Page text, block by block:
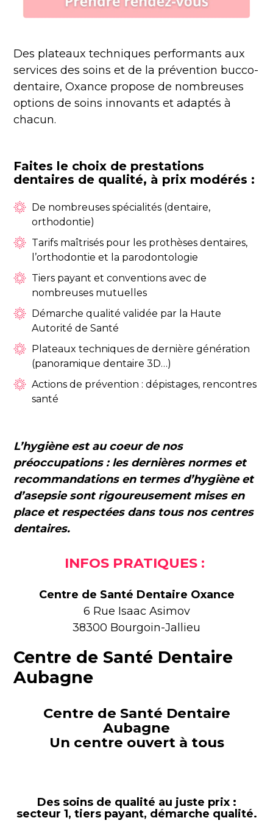
Des plateaux techniques performants aux
services des soins et de la prévention bucco-
dentaire, Oxance propose de nombreuses
options de soins innovants et adaptés à
chacun.
Faites le choix de prestations
dentaires de qualité, à prix modérés :
De nombreuses spécialités (dentaire,
orthodontie)
Tarifs maîtrisés pour les prothèses dentaires,
l’orthodontie et la parodontologie
Tiers payant et conventions avec de
nombreuses mutuelles
Démarche qualité validée par la Haute
Autorité de Santé
Plateaux techniques de dernière génération
(panoramique dentaire 3D…)
Actions de prévention : dépistages, rencontres
santé
L’hygiène est au coeur de nos
préoccupations : les dernières normes et
recommandations en termes d’hygiène et
d’asepsie sont rigoureusement mises en
place etrespectées dans tous nos centres
dentaires.
INFOS PRATIQUES :
Centre de Santé Dentaire Oxance
6 Rue Isaac Asimov
38300 Bourgoin-Jallieu
Centre de Santé Dentaire
Aubagne
Centre de Santé Dentaire
Aubagne
Un centre ouvert à tous
Des soins de qualité au juste prix :
secteur 1, tiers payant, démarche qualité.